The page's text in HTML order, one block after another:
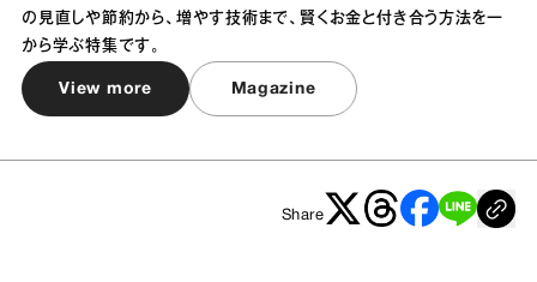
の見直しや節約から、増やす技術まで、賢くお金と付き合う方法を一
から学ぶ特集です。
View more Magazine
Share